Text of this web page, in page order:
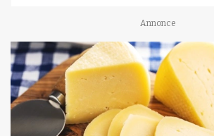
Annonce